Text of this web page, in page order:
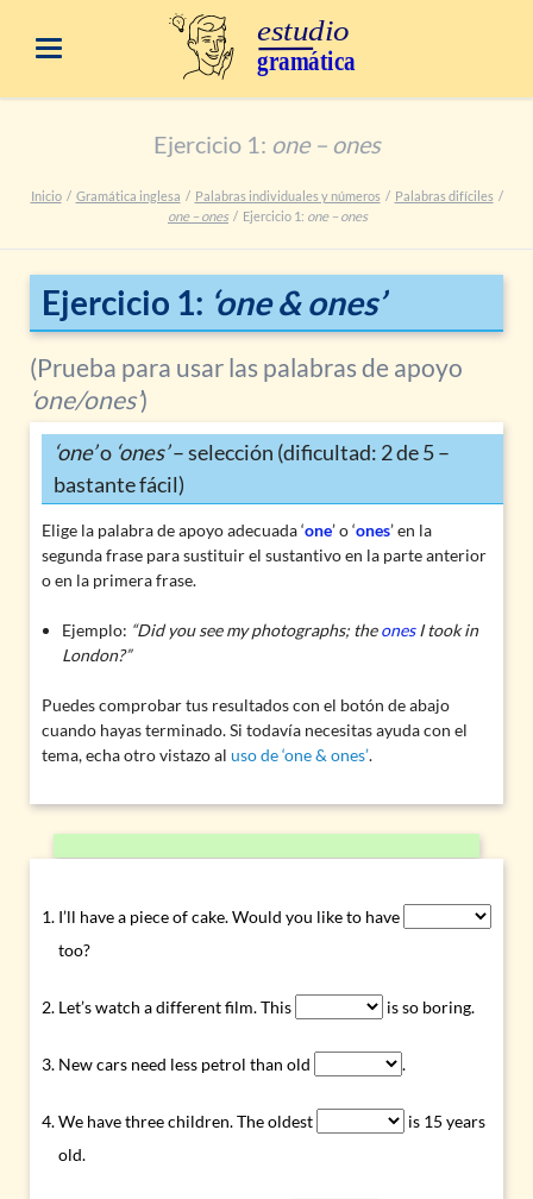
Ejercicio 1: one – ones
Inicio Gramática inglesa Palabras individuales y números
Palabras difíciles
one – ones
Ejercicio 1: one – ones
Ejercicio 1: ‘one & ones’
(Prueba para usar las palabras de apoyo
‘one/ones’)
‘one’o ‘ones’– selección (dificultad: 2 de 5 –
bastante fácil)
Elige la palabra de apoyo adecuada ‘one’ o ‘ones’ en la
segunda frase para sustituir el sustantivo en la parte anterior
o en la primera frase.
Ejemplo: “Did you see my photographs; theonesI took in
London?”
Puedes comprobar tus resultados con el botón de abajo
cuando hayas terminado. Si todavía necesitas ayuda con el
tema, echa otro vistazo al uso de ‘one & ones’.
I’ll have a piece of cake. Would you like to have
too?
Let’s watch a different film. This is so boring.
New cars need less petrol than old .
We have three children. The oldest
is 15 years
old.